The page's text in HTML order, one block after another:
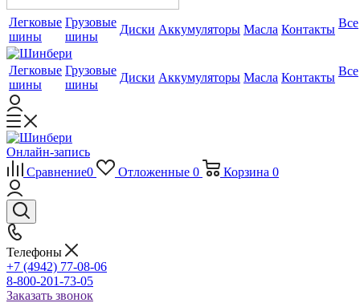
Легковые
шины
Грузовые
шины
Диски Аккумуляторы Масла Контакты Все
Легковые
шины
Грузовые
шины
Диски Аккумуляторы Масла Контакты Все
Онлайн-запись
Сравнение0 Отложенные 0 Корзина 0
Телефоны
+7 (4942) 77-08-06
8-800-201-73-05
Заказать звонок